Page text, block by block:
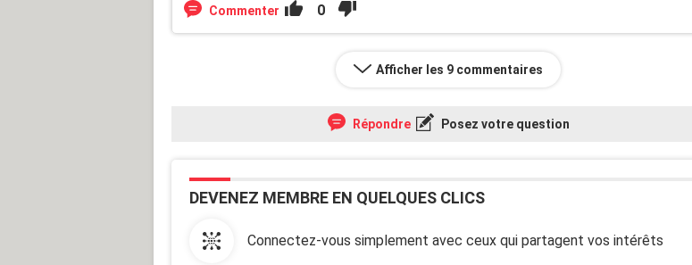
Commenter 0
Afficher les 9 commentaires
Répondre Posez votre question
DEVENEZ MEMBRE EN QUELQUES CLICS
Connectez-vous simplement avec ceux qui partagent vos intérêts